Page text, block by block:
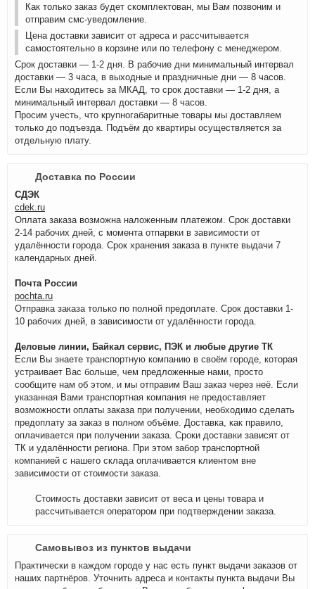
Как только заказ будет скомплектован, мы Вам позвоним и
отправим смс-уведомление.
Цена доставки зависит от адреса и рассчитывается
самостоятельно в корзине или по телефону с менеджером.
Срок доставки — 1-2 дня. В рабочие дни минимальный интервал
доставки — 3 часа, в выходные и праздничные дни — 8 часов.
Если Вы находитесь за МКАД, то срок доставки — 1-2 дня, а
минимальный интервал доставки — 8 часов.
Просим учесть, что крупногабаритные товары мы доставляем
только до подъезда. Подъём до квартиры осуществляется за
отдельную плату.
Доставка по России
СДЭК
cdek.ru
Оплата заказа возможна наложенным платежом. Срок доставки
2-14 рабочих дней, с момента отпарвки в зависимости от
удалённости города. Срок хранения заказа в пункте выдачи 7
календарных дней.
Почта России
pochta.ru
Отправка заказа только по полной предоплате. Срок доставки 1-
10 рабочих дней, в зависимости от удалённости города.
Деловые линии, Байкал сервис, ПЭК и любые другие ТК
Если Вы знаете транспортную компанию в своём городе, которая
устраивает Вас больше, чем предложенные нами, просто
сообщите нам об этом, и мы отправим Ваш заказ через неё. Если
указанная Вами транспортная компания не предоставляет
возможности оплаты заказа при получении, необходимо сделать
предоплату за заказ в полном объёме. Доставка, как правило,
оплачивается при получении заказа. Сроки доставки зависят от
ТК и удалённости региона. При этом забор транспортной
компанией с нашего склада оплачивается клиентом вне
зависимости от стоимости заказа.
Стоимость доставки зависит от веса и цены товара и
рассчитывается оператором при подтверждении заказа.
Самовывоз из пунктов выдачи
Практически в каждом городе у нас есть пункт выдачи заказов от
наших партнёров. Уточнить адреса и контакты пункта выдачи Вы